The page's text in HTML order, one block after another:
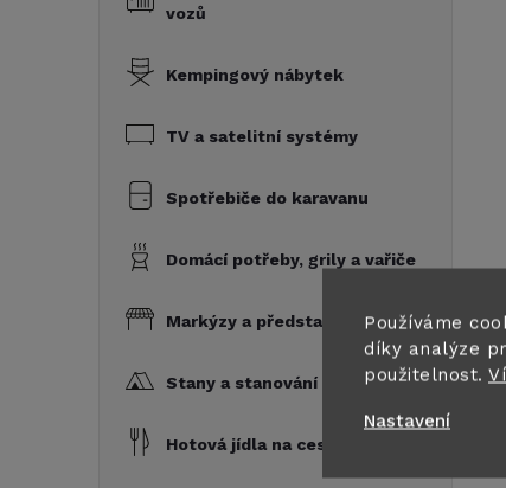
Používáme
díky analýze
použitelnost.
Nastavení
vozů
Kempingový nábytek
TV a satelitní systémy
Spotřebiče do karavanu
Domácí potřeby, grily a vařiče
Markýzy a předstany
Stany a stanování
Hotová jídla na cesty